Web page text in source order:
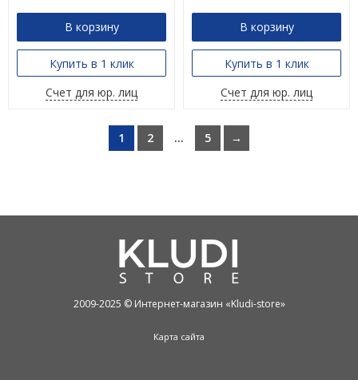
В корзину
Купить в 1 клик
Счет для юр. лиц
В корзину
Купить в 1 клик
Счет для юр. лиц
1 2 ... 5 →
2009-2025 © Интернет-магазин «Kludi-store»
Карта сайта